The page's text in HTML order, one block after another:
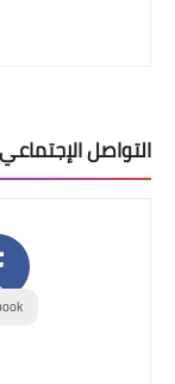
التواصل الإجتماعي